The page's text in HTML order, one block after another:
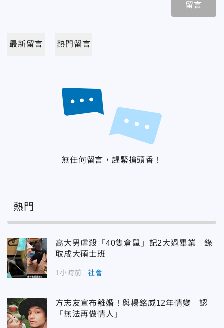
留言
最新留言 熱門留言
無任何留言，趕緊搶頭香！
熱門
高大男虐殺「40隻倉鼠」記2大過畢業 錄
取成大碩士班
1小時前 社會
方志友宣布離婚！與楊銘威12年情變 認
「無法再做情人」